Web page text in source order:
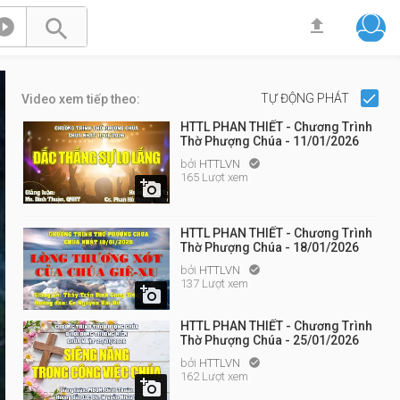
 
Video xem tiếp theo: TỰ ĐỘNG PHÁT

HTTL PHAN THIẾT - Chương Trình
Thờ Phượng Chúa - 11/01/2026
bởi HTTLVN 
165 Lượt xem

HTTL PHAN THIẾT - Chương Trình
Thờ Phượng Chúa - 18/01/2026
bởi HTTLVN 
137 Lượt xem

HTTL PHAN THIẾT - Chương Trình
Thờ Phượng Chúa - 25/01/2026
bởi HTTLVN 
162 Lượt xem